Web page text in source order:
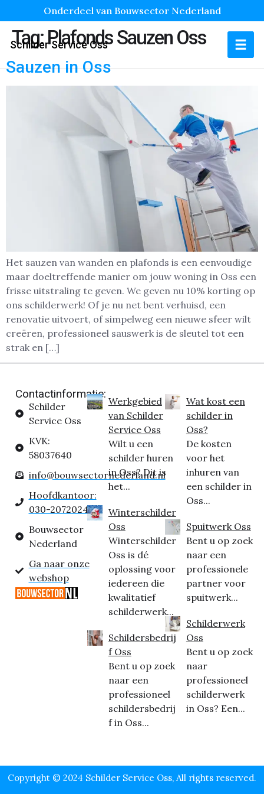
Onderdeel van Bouwsector Nederland
Schilder Service Oss
Tag:Plafonds Sauzen Oss
Sauzen in Oss
Het sauzen van wanden en plafonds is een eenvoudige
maar doeltreffende manier om jouw woning in Oss een
frisse uitstraling te geven. We geven nu 10% korting op
ons schilderwerk! Of je nu net bent verhuisd, een
renovatie uitvoert, of simpelweg een nieuwe sfeer wilt
creëren, professioneel sauswerk is de sleutel tot een
strak en […]
Contactinformatie:
Schilder
Service Oss
KVK:
58037640
info@bouwsectornederland.nl
Hoofdkantoor:
030-2072024
Bouwsector
Nederland
Ga naar onze
webshop
Werkgebied
van Schilder
Service Oss
Wilt u een
schilder huren
in Oss? Dit is
het...
Winterschilder
Oss
Winterschilder
Oss is dé
oplossing voor
iedereen die
kwalitatief
schilderwerk...
Schildersbedrij
f Oss
Bent u op zoek
naar een
professioneel
schildersbedrij
f in Oss...
Wat kost een
schilder in
Oss?
De kosten
voor het
inhuren van
een schilder in
Oss...
Spuitwerk Oss
Bent u op zoek
naar een
professionele
partner voor
spuitwerk...
Schilderwerk
Oss
Bent u op zoek
naar
professioneel
schilderwerk
in Oss? Een...
Copyright © 2024 Schilder Service Oss, All rights reserved.